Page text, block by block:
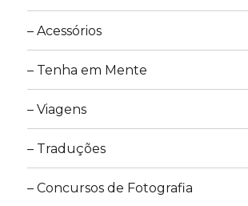
– Acessórios
– Tenha em Mente
– Viagens
– Traduções
– Concursos de Fotografia